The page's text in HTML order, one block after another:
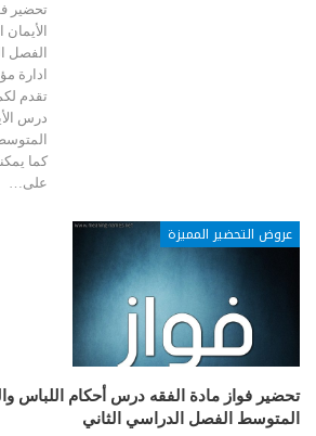
تحضير
الفصل
ادارة
تقدم
درس
كما
على…
عروض التحضير المميزة
تحضير فواز مادة الفقه درس أحكام اللباس
المتوسط الفصل الدراسي الثاني